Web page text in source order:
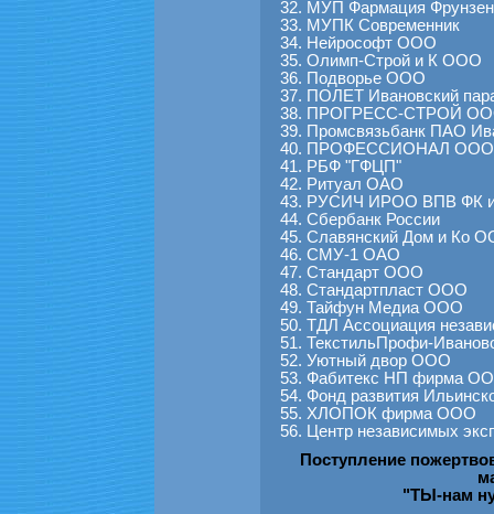
МУП Фармация
МУПК Современник
Нейрософт ООО
Олимп-Строй и К ООО
Подворье ООО
ПОЛЕТ Ивановский
ПРОГРЕСС-СТРОЙ
Промсвязьбанк ПАО
ПРОФЕССИОНАЛ ООО
РБФ "ГФЦП"
Ритуал ОАО
РУСИЧ ИРОО ВПВ ФК
Сбербанк России
Славянский Дом и Ко
СМУ-1 ОАО
Стандарт ООО
Стандартпласт ООО
Тайфун Медиа ООО
ТДЛ Ассоциация
ТекстильПрофи-
Уютный двор ООО
Фабитекс НП фирма
Фонд развития
ХЛОПОК фирма ООО
Центр независимых
Поступление
"ТЫ-нам